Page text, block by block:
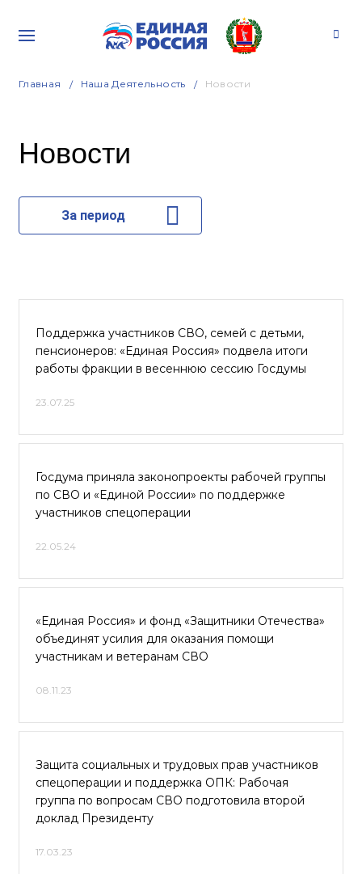
Главная Наша Деятельность Новости
Новости
За период
Поддержка участников СВО, семей с детьми,
пенсионеров: «Единая Россия» подвела итоги
работы фракции в весеннюю сессию Госдумы
23.07.25
Госдума приняла законопроекты рабочей группы
по СВО и «Единой России» по поддержке
участников спецоперации
22.05.24
«Единая Россия» и фонд «Защитники Отечества»
объединят усилия для оказания помощи
участникам и ветеранам СВО
08.11.23
Защита социальных и трудовых прав участников
спецоперации и поддержка ОПК: Рабочая
группа по вопросам СВО подготовила второй
доклад Президенту
17.03.23